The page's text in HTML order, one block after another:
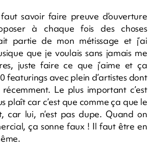
savoir faire preuve d’ouverture
à chaque fois des choses
partie de mon métissage et j’ai
que je voulais sans jamais me
juste faire ce que j’aime et ça
featurings avec plein d’artistes dont
Le plus important c’est
plaît car c’est que comme ça que le
car lui, n’est pas dupe. Quand on
ça sonne faux ! Il faut être en